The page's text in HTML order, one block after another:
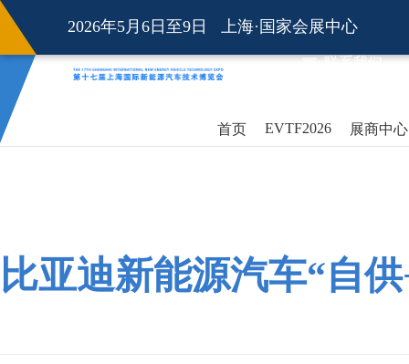
2026年5月6日至9日 上海·国家会展中心
联系我们
首页 EVTF2026 展商中心
比亚迪新能源汽车“自